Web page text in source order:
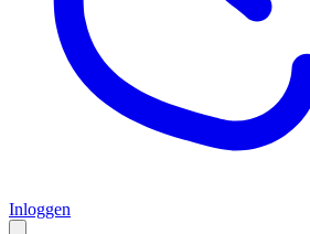
Inloggen